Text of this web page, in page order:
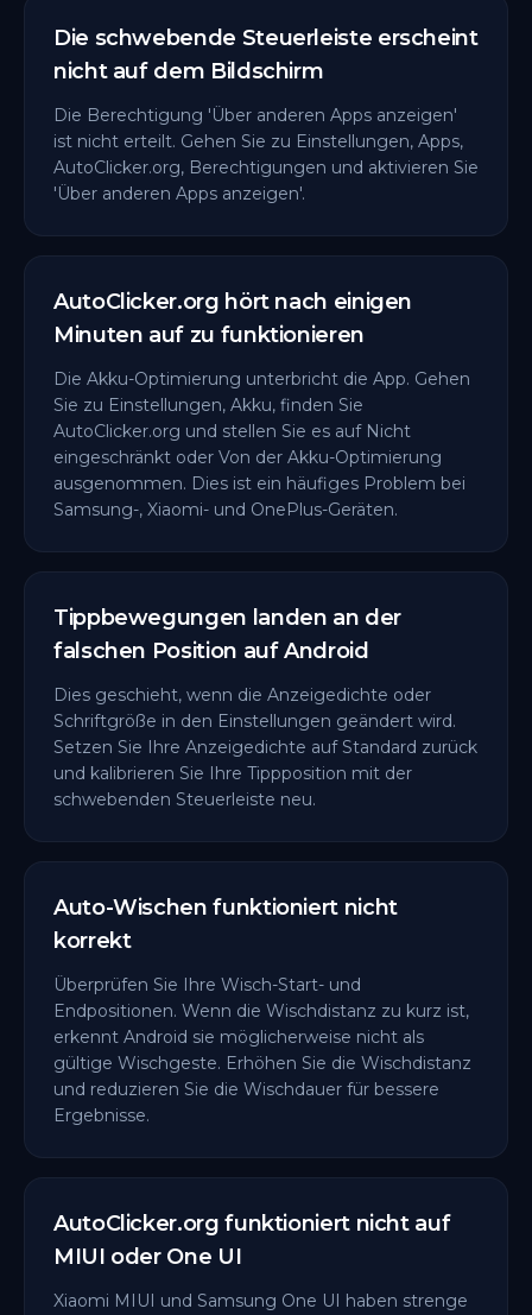
Die schwebende Steuerleiste erscheint
nicht auf dem Bildschirm
Die Berechtigung 'Über anderen Apps anzeigen'
ist nicht erteilt. Gehen Sie zu Einstellungen, Apps,
AutoClicker.org, Berechtigungen und aktivieren Sie
'Über anderen Apps anzeigen'.
AutoClicker.org hört nach einigen
Minuten auf zu funktionieren
Die Akku-Optimierung unterbricht die App. Gehen
Sie zu Einstellungen, Akku, finden Sie
AutoClicker.org und stellen Sie es auf Nicht
eingeschränkt oder Von der Akku-Optimierung
ausgenommen. Dies ist ein häufiges Problem bei
Samsung-, Xiaomi- und OnePlus-Geräten.
Tippbewegungen landen an der
falschen Position auf Android
Dies geschieht, wenn die Anzeigedichte oder
Schriftgröße in den Einstellungen geändert wird.
Setzen Sie Ihre Anzeigedichte auf Standard zurück
und kalibrieren Sie Ihre Tippposition mit der
schwebenden Steuerleiste neu.
Auto-Wischen funktioniert nicht
korrekt
Überprüfen Sie Ihre Wisch-Start- und
Endpositionen. Wenn die Wischdistanz zu kurz ist,
erkennt Android sie möglicherweise nicht als
gültige Wischgeste. Erhöhen Sie die Wischdistanz
und reduzieren Sie die Wischdauer für bessere
Ergebnisse.
AutoClicker.org funktioniert nicht auf
MIUI oder One UI
Xiaomi MIUI und Samsung One UI haben strenge